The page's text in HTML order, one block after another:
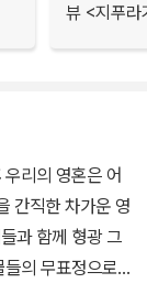
뷰 <지푸라
리의 영혼은 어
간직한 차가운 영
과 함께 형광 그
의 무표정으로